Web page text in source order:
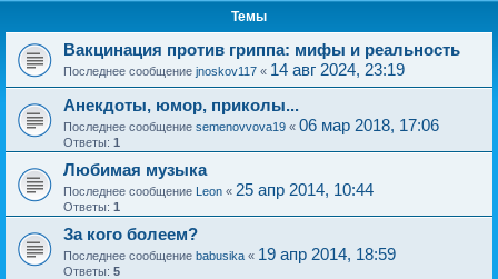
Темы
Вакцинация против гриппа: мифы и реальность
Последнее сообщение jnoskov117 « 14 авг 2024, 23:19
Анекдоты, юмор, приколы...
Последнее сообщение semenovvova19 « 06 мар 2018, 17:06
Ответы: 1
Любимая музыка
Последнее сообщение Leon « 25 апр 2014, 10:44
Ответы: 1
За кого болеем?
Последнее сообщение babusika « 19 апр 2014, 18:59
Ответы: 5